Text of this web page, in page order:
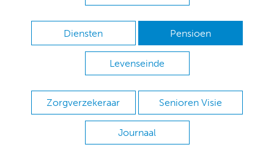
Diensten Pensioen
Levenseinde
Zorgverzekeraar Senioren Visie
Journaal